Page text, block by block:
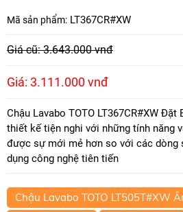
Mã sản phẩm: LT367CR#XW
Giá cũ: 3.643.000 vnđ
Giá: 3.111.000 vnđ
Chậu Lavabo TOTO LT367CR#XW
thiết kế tiện nghi với những tính năng
được sự mới mẻ hơn so với các dòng
dụng công nghệ tiên tiến
Chậu Lavabo TOTO LT505T#XW